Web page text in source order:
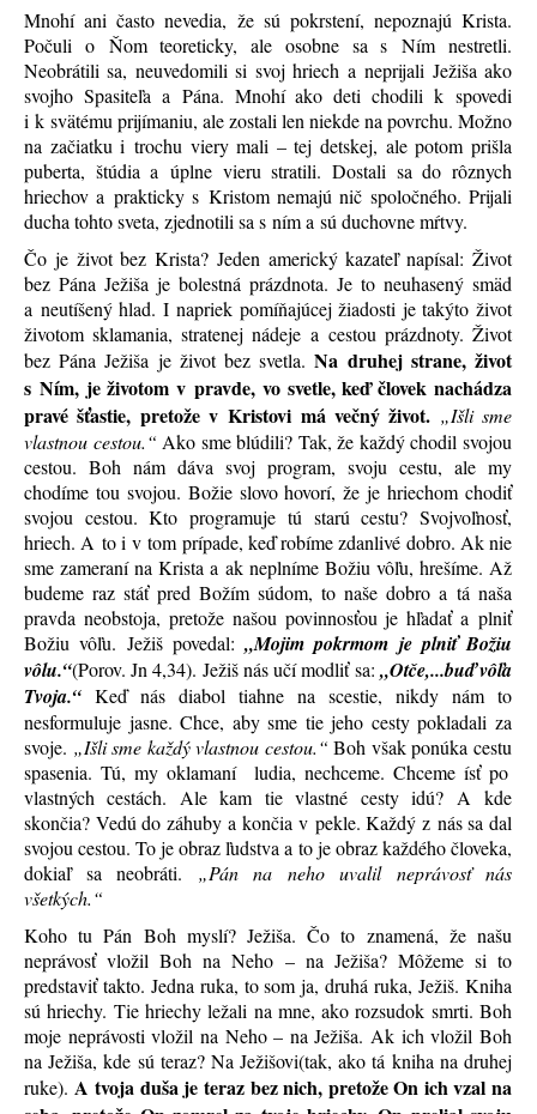
Mnohí ani často nevedia, že sú pokrstení, nepoznajú Krista.
Počuli o Ňom teoreticky, ale osobne sa s Ním nestretli.
Neobrátili sa, neuvedomili si svoj hriech a neprijali Ježiša ako
svojho Spasiteľa a Pána. Mnohí ako deti chodili k spovedi
i k svätému prijímaniu, ale zostali len niekde na povrchu. Možno
na začiatku i trochu viery mali – tej detskej, ale potom prišla
puberta, štúdia a úplne vieru stratili. Dostali sa do rôznych
hriechov a prakticky s Kristom nemajú nič spoločného. Prijali
ducha tohto sveta, zjednotili sa s ním a sú duchovne mŕtvy.
Čo je život bez Krista? Jeden americký kazateľ napísal: Život
bez Pána Ježiša je bolestná prázdnota. Je to neuhasený smäd
a neutíšený hlad. I napriek pomíňajúcej žiadosti je takýto život
životom sklamania, stratenej nádeje a cestou prázdnoty. Život
bez Pána Ježiša je život bez svetla.Na druhej strane, život
s Ním, je životom v pravde, vo svetle, keď človek nachádza
pravé šťastie, pretože v Kristovi má večný život. „Išli sme
vlastnou cestou.“ Ako sme blúdili? Tak, že každý chodil svojou
cestou. Boh nám dáva svoj program, svoju cestu, ale my
chodíme tou svojou. Božie slovo hovorí, že je hriechom chodiť
svojou cestou. Kto programuje tú starú cestu? Svojvoľnosť,
hriech. A to i v tom prípade, keď robíme zdanlivé dobro. Ak nie
sme zameraní na Krista a ak neplníme Božiu vôľu, hrešíme. Až
budeme raz stáť pred Božím súdom, to naše dobro a tá naša
pravda neobstoja, pretože našou povinnosťou je hľadať a plniť
Božiu vôľu. Ježiš povedal: „Mojim pokrmom je plniť Božiu
vôlu.“(Porov. Jn 4,34). Ježiš nás učí modliť sa: „Otče,...buď vôľa
Tvoja.“ Keď nás diabol tiahne na scestie, nikdy nám to
nesformuluje jasne. Chce, aby sme tie jeho cesty pokladali za
svoje. „Išli sme každý vlastnou cestou.“ Boh však ponúka cestu
spasenia. Tú, my oklamaní ludia, nechceme. Chceme ísť po
vlastných cestách. Ale kam tie vlastné cesty idú? A kde
skončia? Vedú do záhuby a končia v pekle. Každý z nás sa dal
svojou cestou. To je obraz ľudstva a to je obraz každého človeka,
dokiaľ sa neobráti.
„Pán na neho uvalil neprávosť nás
všetkých.“
Koho tu Pán Boh myslí? Ježiša. Čo to znamená, že našu
neprávosť vložil Boh na Neho – na Ježiša? Môžeme si to
predstaviť takto. Jedna ruka, to som ja, druhá ruka, Ježiš. Kniha
sú hriechy. Tie hriechy ležali na mne, ako rozsudok smrti. Boh
moje neprávosti vložil na Neho – na Ježiša. Ak ich vložil Boh
na Ježiša, kde sú teraz? Na Ježišovi(tak, ako tá kniha na druhej
ruke). A tvoja duša je teraz bez nich, pretože On ich vzal na